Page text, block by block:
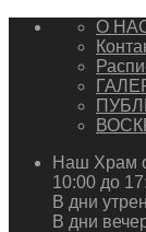
О
Наш Храм
10:00 до
В дни
В дни